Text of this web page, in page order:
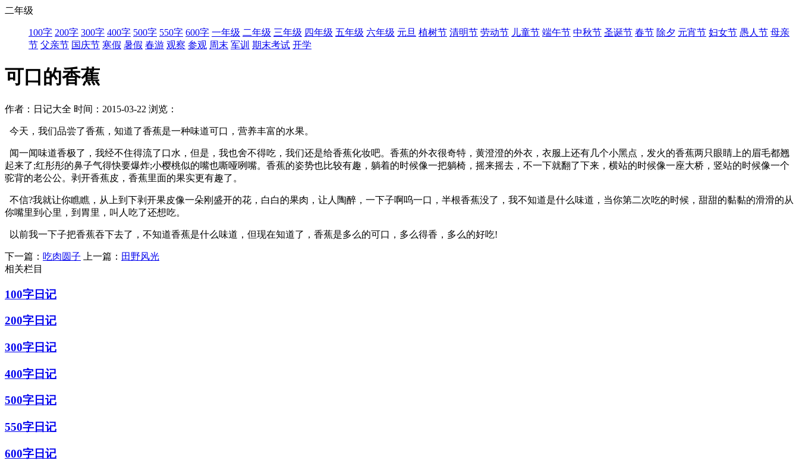
二年级
100字 200字 300字 400字 500字 550字 600字 一年级 二年级 三年级 四年级 五年级 六年级 元旦 植树节 清明节 劳动节 儿童节 端午节 中秋节 圣诞节 春节 除夕 元宵节 妇女节 愚人节 母亲
节 父亲节 国庆节 寒假 暑假 春游 观察 参观 周末 军训 期末考试 开学
可口的香蕉
作者：日记大全 时间：2015-03-22 浏览：
今天，我们品尝了香蕉，知道了香蕉是一种味道可口，营养丰富的水果。
闻一闻味道香极了，我经不住得流了口水，但是，我也舍不得吃，我们还是给香蕉化妆吧。香蕉的外衣很奇特，黄澄澄的外衣，衣服上还有几个小黑点，发火的香蕉两只眼睛上的眉毛都翘
起来了;红彤彤的鼻子气得快要爆炸;小樱桃似的嘴也嘶哑咧嘴。香蕉的姿势也比较有趣，躺着的时候像一把躺椅，摇来摇去，不一下就翻了下来，横站的时候像一座大桥，竖站的时候像一个
驼背的老公公。剥开香蕉皮，香蕉里面的果实更有趣了。
不信?我就让你瞧瞧，从上到下剥开果皮像一朵刚盛开的花，白白的果肉，让人陶醉，一下子啊呜一口，半根香蕉没了，我不知道是什么味道，当你第二次吃的时候，甜甜的黏黏的滑滑的从
你嘴里到心里，到胃里，叫人吃了还想吃。
以前我一下子把香蕉吞下去了，不知道香蕉是什么味道，但现在知道了，香蕉是多么的可口，多么得香，多么的好吃!
下一篇： 吃肉圆子 上一篇： 田野风光
相关栏目
100字日记
200字日记
300字日记
400字日记
500字日记
550字日记
600字日记